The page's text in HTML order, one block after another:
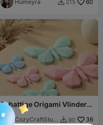
Hümeyra  215 60
Schattige Origami Vlinder -
Japandi Stijl Decor
CozyCraftStudi  90 36